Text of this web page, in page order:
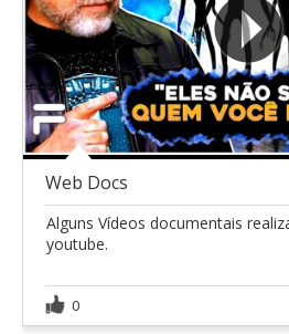
Web Docs
Alguns Vídeos documentais
youtube.
0